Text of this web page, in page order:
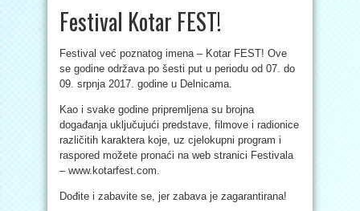
Festival Kotar FEST!
Festival već poznatog imena – Kotar FEST! Ove
se godine održava po šesti put u periodu od 07. do
09. srpnja 2017. godine u Delnicama.
Kao i svake godine pripremljena su brojna
događanja uključujući predstave, filmove i radionice
različitih karaktera koje, uz cjelokupni program i
raspored možete pronaći na web stranici Festivala
– www.kotarfest.com.
Dođite i zabavite se, jer zabava je zagarantirana!